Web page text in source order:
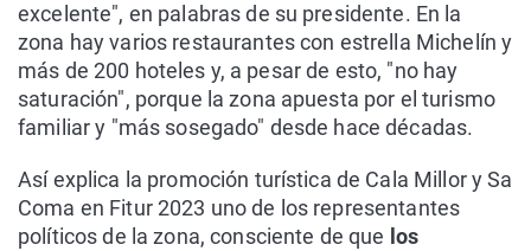
excelente", en palabras de su presidente. En la
zona hay varios restaurantes con estrella Michelín y
más de 200 hoteles y, a pesar de esto, "no hay
saturación", porque la zona apuesta por el turismo
familiar y "más sosegado" desde hace décadas.
Así explica la promoción turística de Cala Millor y Sa
Coma en Fitur 2023 uno de los representantes
políticos de la zona, consciente de que los